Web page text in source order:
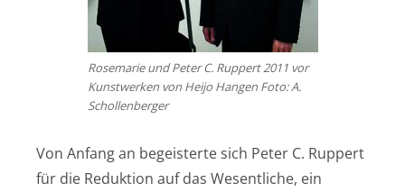
Rosemarie und Peter C. Ruppert 2011 vor
Kunstwerken von Heijo Hangen Foto: A.
Schollenberger
Von Anfang an begeisterte sich Peter C. Ruppert
für die Reduktion auf das Wesentliche, ein